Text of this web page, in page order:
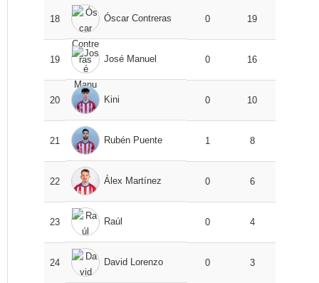
18 Óscar Contreras 0 19
19 José Manuel 0 16
20 Kini 0 10
21 Rubén Puente 1 8
22 Álex Martínez 0 6
23 Raúl 0 4
24 David Lorenzo 0 3